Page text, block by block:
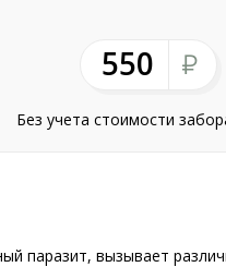
550
Без учета стоимости
паразит, вызывает